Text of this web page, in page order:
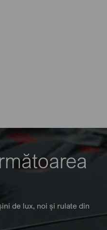
de lux, noi și rulate din